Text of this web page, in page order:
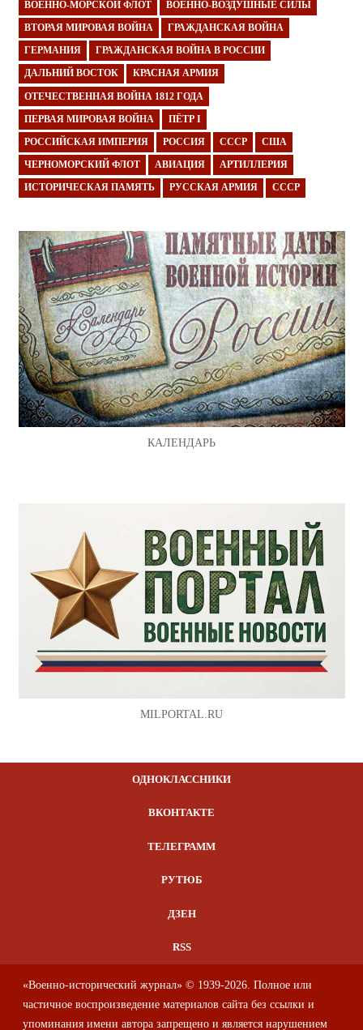
ВОЕННО-МОРСКОЙ ФЛОТ ВОЕННО-ВОЗДУШНЫЕ СИЛЫ
ВТОРАЯ МИРОВАЯ ВОЙНА ГРАЖДАНСКАЯ ВОЙНА
ГЕРМАНИЯ ГРАЖДАНСКАЯ ВОЙНА В РОССИИ
ДАЛЬНИЙ ВОСТОК КРАСНАЯ АРМИЯ
ОТЕЧЕСТВЕННАЯ ВОЙНА 1812 ГОДА
ПЕРВАЯ МИРОВАЯ ВОЙНА ПЁТР I
РОССИЙСКАЯ ИМПЕРИЯ РОССИЯ СССР США
ЧЕРНОМОРСКИЙ ФЛОТ АВИАЦИЯ АРТИЛЛЕРИЯ
ИСТОРИЧЕСКАЯ ПАМЯТЬ РУССКАЯ АРМИЯ СССР
КАЛЕНДАРЬ
MILPORTAL.RU
ОДНОКЛАССНИКИ
ВКОНТАКТЕ
ТЕЛЕГРАММ
РУТЮБ
ДЗЕН
RSS
«Военно-исторический журнал» © 1939-2026. Полное или
частичное воспроизведение материалов сайта без ссылки и
упоминания имени автора запрещено и является нарушением